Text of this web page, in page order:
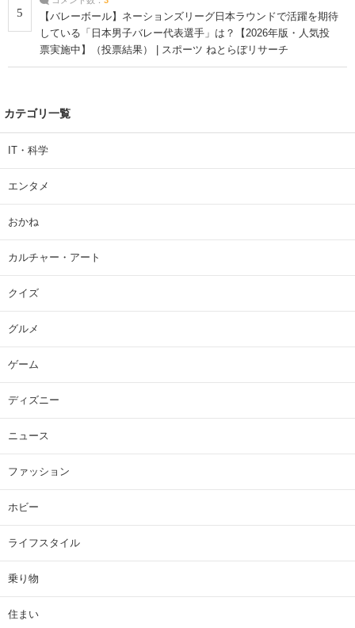
5
【バレーボール】ネーションズリーグ日本ラウンドで活躍を期待
している「日本男子バレー代表選手」は？【2026年版・人気投
票実施中】（投票結果） | スポーツ ねとらぼリサーチ
カテゴリ一覧
IT・科学
エンタメ
おかね
カルチャー・アート
クイズ
グルメ
ゲーム
ディズニー
ニュース
ファッション
ホビー
ライフスタイル
乗り物
住まい